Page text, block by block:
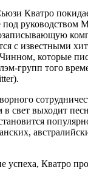
Кватро
под руководством
с известными
которые
групп того
свет выходит
успеха, Кватро